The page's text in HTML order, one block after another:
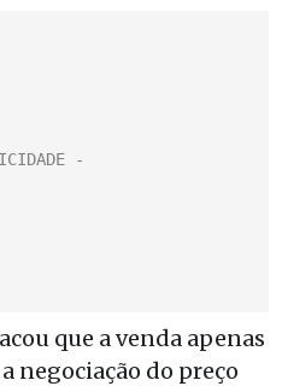
que a venda apenas
negociação do preço